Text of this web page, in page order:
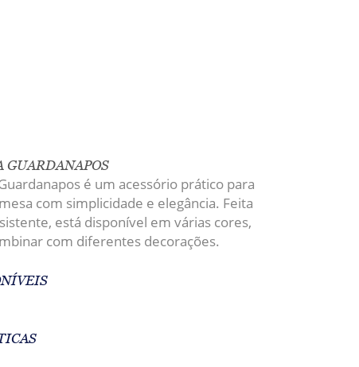
GUARDANAPOS
é um acessório prático para
com simplicidade e elegância. Feita
está disponível em várias cores,
com diferentes decorações.